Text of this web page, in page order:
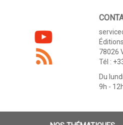
78026
Tél :
Du
9h -